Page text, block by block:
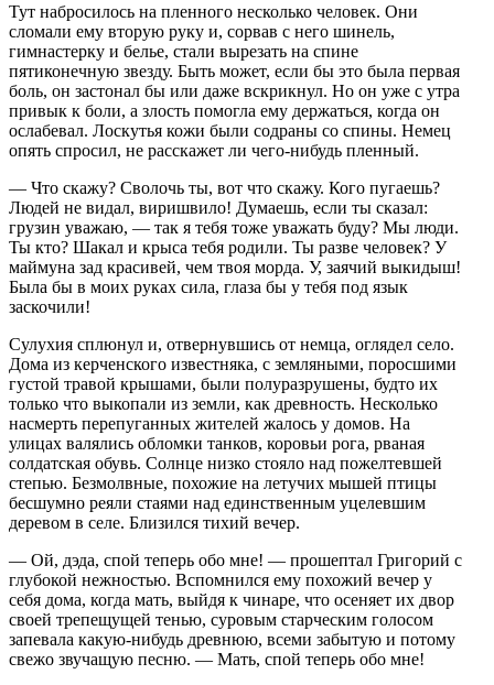
Тут набросилось на пленного несколько человек. Они
сломали ему вторую руку и, сорвав с него шинель,
гимнастерку и белье, стали вырезать на спине
пятиконечную звезду. Быть может, если бы это была первая
боль, он застонал бы или даже вскрикнул. Но он уже с утра
привык к боли, а злость помогла ему держаться, когда он
ослабевал. Лоскутья кожи были содраны со спины. Немец
опять спросил, не расскажет ли чего-нибудь пленный.
— Что скажу? Сволочь ты, вот что скажу. Кого пугаешь?
Людей не видал, виришвило! Думаешь, если ты сказал:
грузин уважаю, — так я тебя тоже уважать буду? Мы люди.
Ты кто? Шакал и крыса тебя родили. Ты разве человек? У
маймуна зад красивей, чем твоя морда. У, заячий выкидыш!
Была бы в моих руках сила, глаза бы у тебя под язык
заскочили!
Сулухия сплюнул и, отвернувшись от немца, оглядел село.
Дома из керченского известняка, с земляными, поросшими
густой травой крышами, были полуразрушены, будто их
только что выкопали из земли, как древность. Несколько
насмерть перепуганных жителей жалось у домов. На
улицах валялись обломки танков, коровьи рога, рваная
солдатская обувь. Солнце низко стояло над пожелтевшей
степью. Безмолвные, похожие на летучих мышей птицы
бесшумно реяли стаями над единственным уцелевшим
деревом в селе. Близился тихий вечер.
— Ой, дэда, спой теперь обо мне! — прошептал Григорий с
глубокой нежностью. Вспомнился ему похожий вечер у
себя дома, когда мать, выйдя к чинаре, что осеняет их двор
своей трепещущей тенью, суровым старческим голосом
запевала какую-нибудь древнюю, всеми забытую и потому
свежо звучащую песню. — Мать, спой теперь обо мне!